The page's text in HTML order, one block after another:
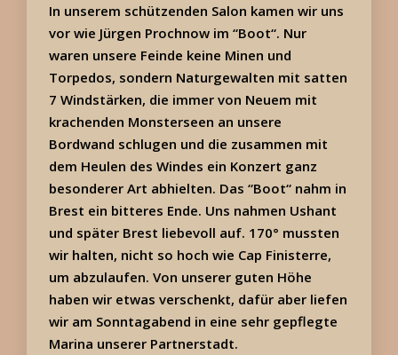
In unserem schützenden Salon kamen wir uns
vor wie Jürgen Prochnow im “Boot“. Nur
waren unsere Feinde keine Minen und
Torpedos, sondern Naturgewalten mit satten
7 Windstärken, die immer von Neuem mit
krachenden Monsterseen an unsere
Bordwand schlugen und die zusammen mit
dem Heulen des Windes ein Konzert ganz
besonderer Art abhielten. Das “Boot“ nahm in
Brest ein bitteres Ende. Uns nahmen Ushant
und später Brest liebevoll auf. 170° mussten
wir halten, nicht so hoch wie Cap Finisterre,
um abzulaufen. Von unserer guten Höhe
haben wir etwas verschenkt, dafür aber liefen
wir am Sonntagabend in eine sehr gepflegte
Marina unserer Partnerstadt.